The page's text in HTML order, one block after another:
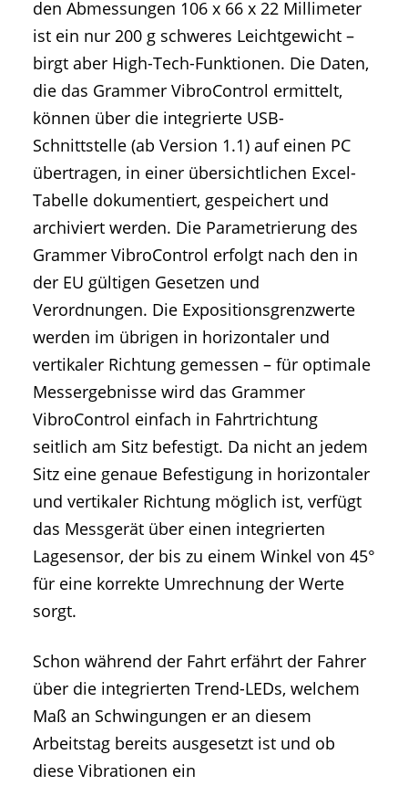
den Abmessungen 106 x 66 x 22 Millimeter
ist ein nur 200 g schweres Leichtgewicht –
birgt aber High-Tech-Funktionen. Die Daten,
die das Grammer VibroControl ermittelt,
können über die integrierte USB-
Schnittstelle (ab Version 1.1) auf einen PC
übertragen, in einer übersichtlichen Excel-
Tabelle dokumentiert, gespeichert und
archiviert werden. Die Parametrierung des
Grammer VibroControl erfolgt nach den in
der EU gültigen Gesetzen und
Verordnungen. Die Expositionsgrenzwerte
werden im übrigen in horizontaler und
vertikaler Richtung gemessen – für optimale
Messergebnisse wird das Grammer
VibroControl einfach in Fahrtrichtung
seitlich am Sitz befestigt. Da nicht an jedem
Sitz eine genaue Befestigung in horizontaler
und vertikaler Richtung möglich ist, verfügt
das Messgerät über einen integrierten
Lagesensor, der bis zu einem Winkel von 45°
für eine korrekte Umrechnung der Werte
sorgt.
Schon während der Fahrt erfährt der Fahrer
über die integrierten Trend-LEDs, welchem
Maß an Schwingungen er an diesem
Arbeitstag bereits ausgesetzt ist und ob
diese Vibrationen ein